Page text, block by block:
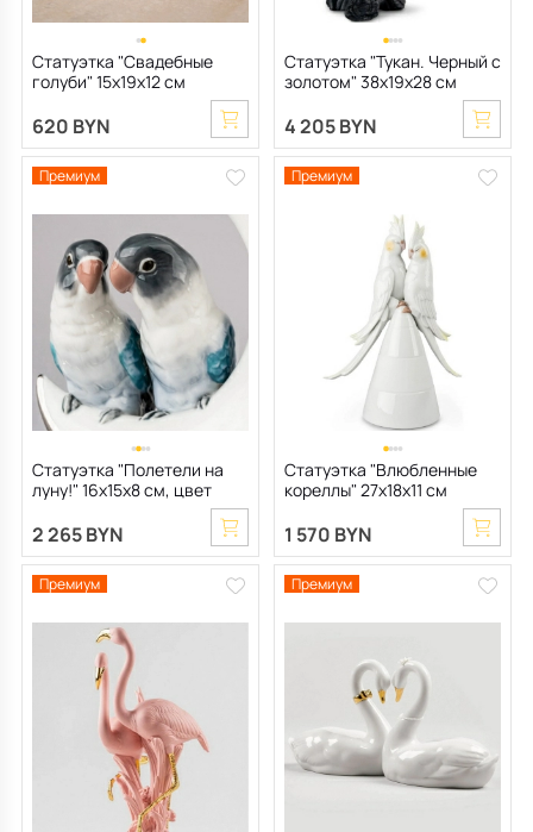
Статуэтка "Свадебные
голуби" 15х19х12 см
620 BYN
Статуэтка "Тукан. Черный с
золотом" 38х19х28 см
4 205 BYN
Премиум
Статуэтка "Полетели на
луну!" 16х15х8 см, цвет
2 265 BYN
Премиум
Статуэтка "Влюбленные
кореллы" 27х18х11 см
1 570 BYN
Премиум Премиум